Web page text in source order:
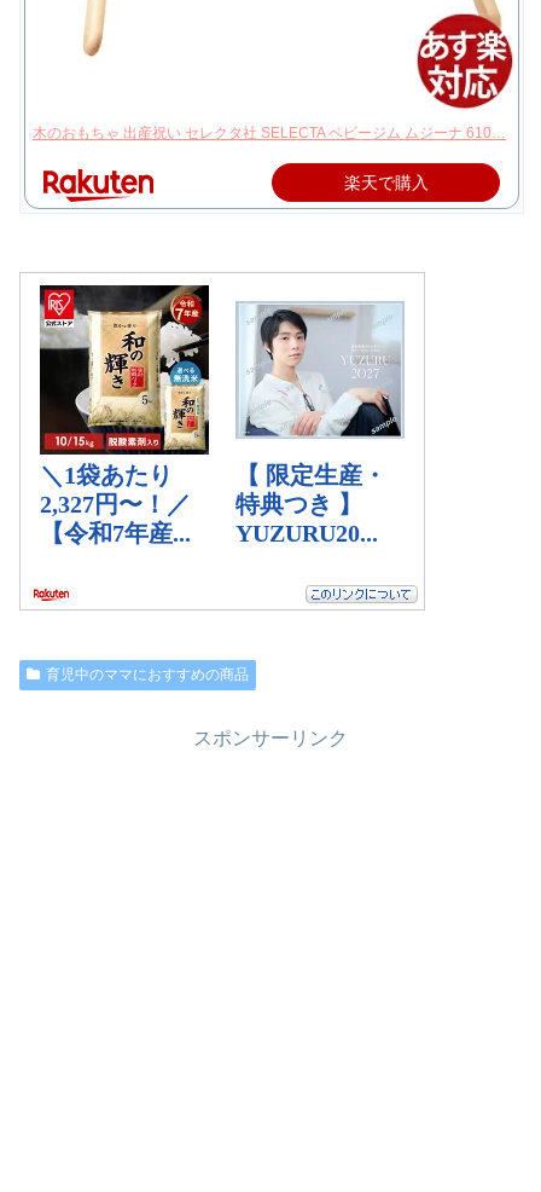
木のおもちゃ 出産祝い セレクタ社 SELECTA ベビージム ムジーナ 610…
楽天で購入
育児中のママにおすすめの商品
スポンサーリンク